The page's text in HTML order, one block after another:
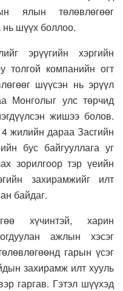
ялын төлөвлөгөөг
нь шүүх боллоо.
эрүүгийн хэргийн
компанийн огт
шүүсэн нь эрүүл
Монголыг улс төрчид
жишээ болов.
жилийн дараа Засгийн
бус байгууллага уг
зорилгоор тэр үеийн
захирамжийг илт
байдаг.
хүчинтэй, харин
ажлын хэсэг
гарын үсэг
захирамж илт хууль
гаргав. Гэтэл шүүхэд